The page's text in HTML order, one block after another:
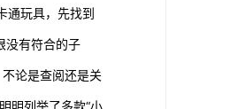
通玩具，先找到
没有符合的子
论是查阅还是关
明列举了多款“小